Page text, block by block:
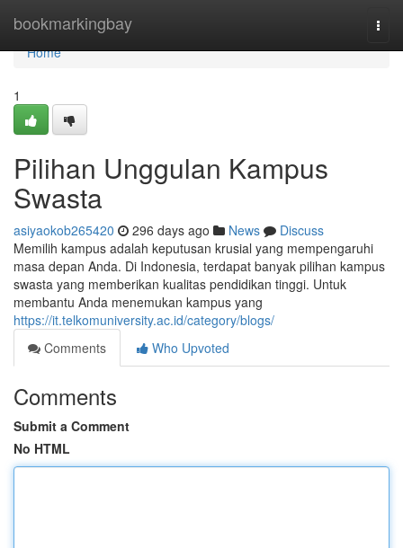
bookmarkingbay
Home
Home
1
Pilihan Unggulan Kampus
Swasta
asiyaokob265420 296 days ago News
Discuss
Memilih kampus adalah keputusan krusial yang mempengaruhi
masa depan Anda. Di Indonesia, terdapat banyak pilihan kampus
swasta yang memberikan kualitas pendidikan tinggi. Untuk
membantu Anda menemukan kampus yang
https://it.telkomuniversity.ac.id/category/blogs/
Comments
Who Upvoted
Comments
Submit a Comment
No HTML